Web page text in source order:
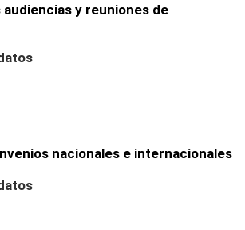
audiencias y reuniones de
nacionales e internacionales